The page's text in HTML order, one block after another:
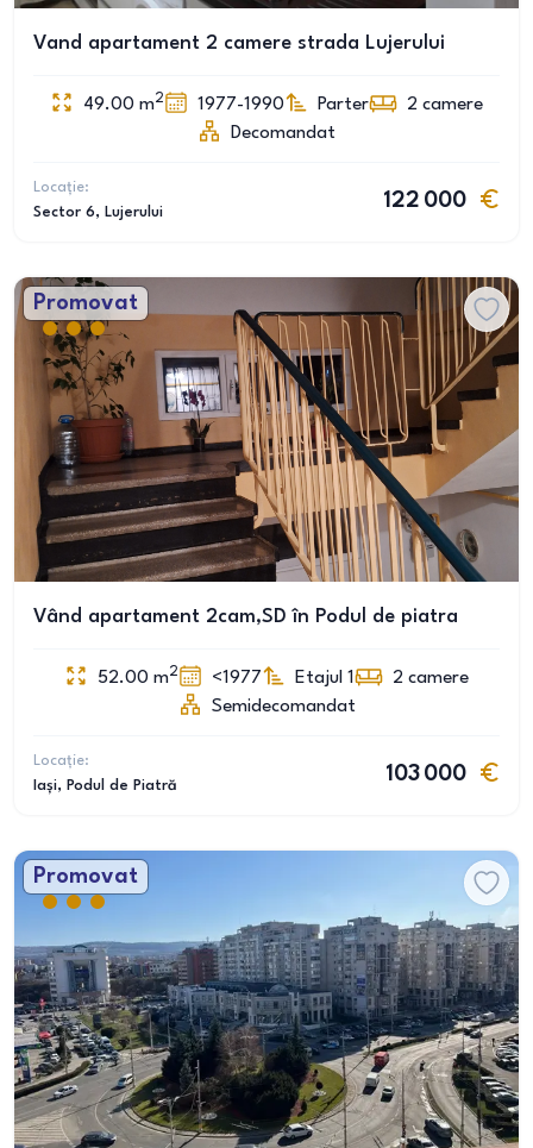
Vand apartament 2 camere strada Lujerului
49.00 m2 1977-1990 Parter 2 camere
Decomandat
Locație:
Sector 6, Lujerului
122 000
Promovat
Vând apartament 2cam,SD în Podul de piatra
52.00 m2 <1977 Etajul 1 2 camere
Semidecomandat
Locație:
Iași, Podul de Piatră
103 000
Promovat